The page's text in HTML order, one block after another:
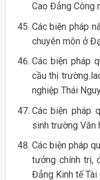
Cao Đẳng Công
Các biện pháp
chuyên môn ở
Các biện pháp
cầu thị trường
nghiệp Thái
Các biện pháp
sinh trường Văn
Các biện pháp
tưởng chính trị,
Đẳng Kinh tế Tài